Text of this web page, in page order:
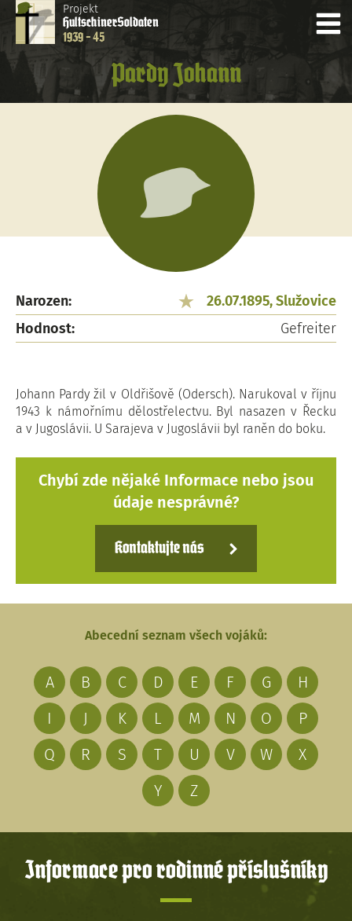
Projekt
HultschinerSoldaten
1939 - 45
Pardy Johann
Narozen:
26.07.1895, Služovice
Hodnost:
Gefreiter
Johann Pardy žil v Oldřišově (Odersch). Narukoval v říjnu
1943 k námořnímu dělostřelectvu. Byl nasazen v Řecku
a v Jugoslávii. U Sarajeva v Jugoslávii byl raněn do boku.
Chybí zde nějaké Informace nebo jsou
údaje nesprávné?
Kontaktujte nás
Abecední seznam všech vojáků:
A B C D E F G
H
I
J K L M N O
P
Q
R S T U V W
X
Y
Z
Informace pro rodinné příslušníky